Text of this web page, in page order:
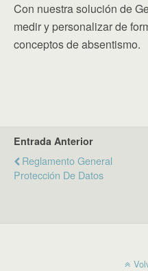
Con nuestra solución de
medir y personalizar de
conceptos de absentismo.
Entrada Anterior
Reglamento General
Protección De Datos